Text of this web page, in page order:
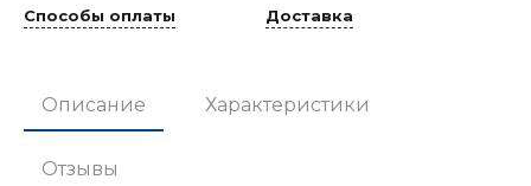
Способы оплаты Доставка
Описание Характеристики
Отзывы